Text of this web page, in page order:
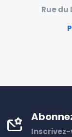
Rue du
Inscrivez-